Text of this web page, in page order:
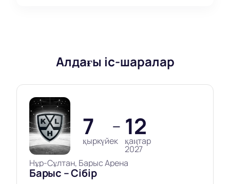
Алдағы іс-шаралар
7
қыркүйек
— 12
қаңтар
2027
Нұр-Сұлтан, Барыс Арена
Барыс – Сібір